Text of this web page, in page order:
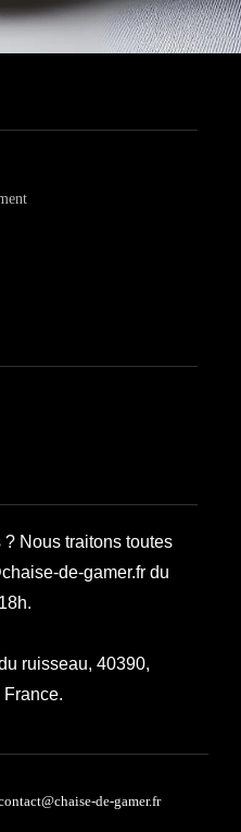
Nous traitons toutes
de-gamer.fr du
ruisseau, 40390,
de-gamer.fr